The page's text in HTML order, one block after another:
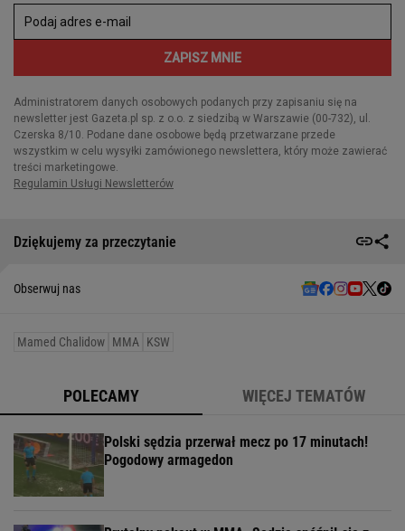
Dziękujemy za przeczytanie
Obserwuj nas
Mamed Chalidow MMA KSW
POLECAMY WIĘCEJ TEMATÓW
Polski sędzia przerwał mecz po 17 minutach!
Pogodowy armagedon